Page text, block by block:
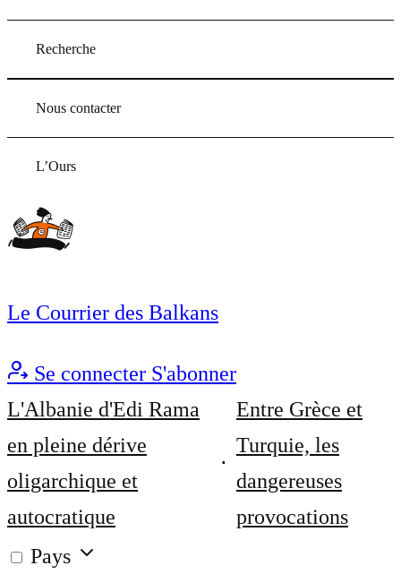
Recherche
Nous contacter
L’Ours
Le Courrier des Balkans
Se connecter S'abonner
L'Albanie d'Edi Rama
en pleine dérive
oligarchique et
autocratique
Entre Grèce et
Turquie, les
dangereuses
provocations
Pays